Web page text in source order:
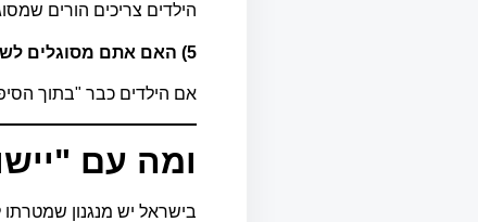
הילדים צריכים הורים
5) האם אתם מסוגלים
אם הילדים כבר "בתוך
ומה עם
בישראל יש מנגנון